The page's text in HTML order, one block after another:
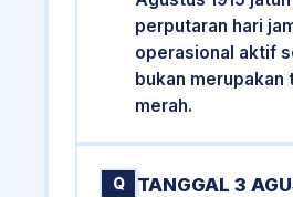
perputaran hari
operasional aktif
bukan merupakan
merah.
Q
TANGGAL 3